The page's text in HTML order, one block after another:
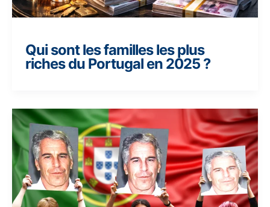
Qui sont les familles les plus
riches du Portugal en 2025 ?